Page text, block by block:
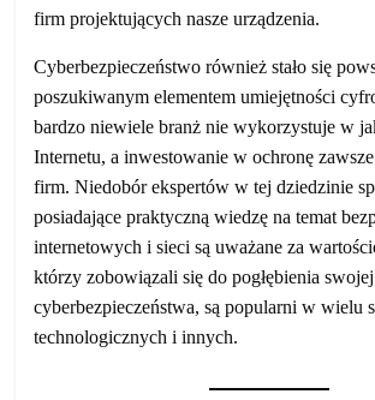
firm projektujących nasze urządzenia.
Cyberbezpieczeństwo również stało się
poszukiwanym elementem umiejętności
bardzo niewiele branż nie wykorzystuje w
Internetu, a inwestowanie w ochronę
firm. Niedobór ekspertów w tej dziedzinie
posiadające praktyczną wiedzę na temat
internetowych i sieci są uważane za
którzy zobowiązali się do pogłębienia
cyberbezpieczeństwa, są popularni w wielu
technologicznych i innych.